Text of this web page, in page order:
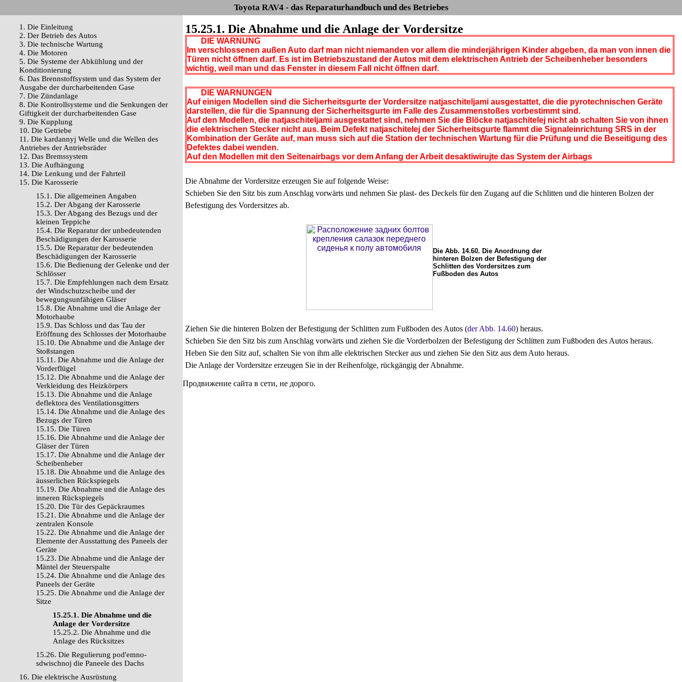
Toyota RAV4 - das Reparaturhandbuch und des Betriebes
1. Die Einleitung
2. Der Betrieb des Autos
3. Die technische Wartung
4. Die Motoren
5. Die Systeme der Abkühlung und der
Konditionierung
6. Das Brennstoffsystem und das System der
Ausgabe der durcharbeitenden Gase
7. Die Zündanlage
8. Die Kontrollsysteme und die Senkungen der
Giftigkeit der durcharbeitenden Gase
9. Die Kupplung
10. Die Getriebe
11. Die kardannyj Welle und die Wellen des
Antriebes der Antriebsräder
12. Das Bremssystem
13. Die Aufhängung
14. Die Lenkung und der Fahrteil
15. Die Karosserie
15.1. Die allgemeinen Angaben
15.2. Der Abgang der Karosserie
15.3. Der Abgang des Bezugs und der
kleinen Teppiche
15.4. Die Reparatur der unbedeutenden
Beschädigungen der Karosserie
15.5. Die Reparatur der bedeutenden
Beschädigungen der Karosserie
15.6. Die Bedienung der Gelenke und der
Schlösser
15.7. Die Empfehlungen nach dem Ersatz
der Windschutzscheibe und der
bewegungsunfähigen Gläser
15.8. Die Abnahme und die Anlage der
Motorhaube
15.9. Das Schloss und das Tau der
Eröffnung des Schlosses der Motorhaube
15.10. Die Abnahme und die Anlage der
Stoßstangen
15.11. Die Abnahme und die Anlage der
Vorderflügel
15.12. Die Abnahme und die Anlage der
Verkleidung des Heizkörpers
15.13. Die Abnahme und die Anlage
deflektora des Ventilationsgitters
15.14. Die Abnahme und die Anlage des
Bezugs der Türen
15.15. Die Türen
15.16. Die Abnahme und die Anlage der
Gläser der Türen
15.17. Die Abnahme und die Anlage der
Scheibenheber
15.18. Die Abnahme und die Anlage des
äusserlichen Rückspiegels
15.19. Die Abnahme und die Anlage des
inneren Rückspiegels
15.20. Die Tür des Gepäckraumes
15.21. Die Abnahme und die Anlage der
zentralen Konsole
15.22. Die Abnahme und die Anlage der
Elemente der Ausstattung des Paneels der
Geräte
15.23. Die Abnahme und die Anlage der
Mäntel der Steuerspalte
15.24. Die Abnahme und die Anlage des
Paneels der Geräte
15.25. Die Abnahme und die Anlage der
Sitze
15.25.1. Die Abnahme und die
Anlage der Vordersitze
15.25.2. Die Abnahme und die
Anlage des Rücksitzes
15.26. Die Regulierung pod'emno-
sdwischnoj die Paneele des Dachs
16. Die elektrische Ausrüstung
15.25.1. Die Abnahme und die Anlage der Vordersitze
DIE WARNUNG
Im verschlossenen außen Auto darf man nicht niemanden vor allem die minderjährigen Kinder abgeben, da man von innen die
Türen nicht öffnen darf. Es ist im Betriebszustand der Autos mit dem elektrischen Antrieb der Scheibenheber besonders
wichtig, weil man und das Fenster in diesem Fall nicht öffnen darf.
DIE WARNUNGEN
Auf einigen Modellen sind die Sicherheitsgurte der Vordersitze natjaschiteljami ausgestattet, die die pyrotechnischen Geräte
darstellen, die für die Spannung der Sicherheitsgurte im Falle des Zusammenstoßes vorbestimmt sind.
Auf den Modellen, die natjaschiteljami ausgestattet sind, nehmen Sie die Blöcke natjaschitelej nicht ab schalten Sie von ihnen
die elektrischen Stecker nicht aus. Beim Defekt natjaschitelej der Sicherheitsgurte flammt die Signaleinrichtung SRS in der
Kombination der Geräte auf, man muss sich auf die Station der technischen Wartung für die Prüfung und die Beseitigung des
Defektes dabei wenden.
Auf den Modellen mit den Seitenairbags vor dem Anfang der Arbeit desaktiwirujte das System der Airbags
Die Abnahme der Vordersitze erzeugen Sie auf folgende Weise:
Schieben Sie den Sitz bis zum Anschlag vorwärts und nehmen Sie plast- des Deckels für den Zugang auf die Schlitten und die hinteren Bolzen der
Befestigung des Vordersitzes ab.
Die Abb. 14.60. Die Anordnung der
hinteren Bolzen der Befestigung der
Schlitten des Vordersitzes zum
Fußboden des Autos
Ziehen Sie die hinteren Bolzen der Befestigung der Schlitten zum Fußboden des Autos (der Abb. 14.60) heraus.
Schieben Sie den Sitz bis zum Anschlag vorwärts und ziehen Sie die Vorderbolzen der Befestigung der Schlitten zum Fußboden des Autos heraus.
Heben Sie den Sitz auf, schalten Sie von ihm alle elektrischen Stecker aus und ziehen Sie den Sitz aus dem Auto heraus.
Die Anlage der Vordersitze erzeugen Sie in der Reihenfolge, rückgängig der Abnahme.
Продвижение сайта в сети, не дорого.